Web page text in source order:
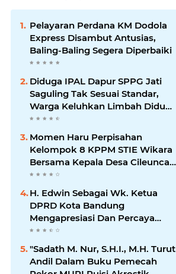
Pelayaran Perdana KM Dodola
Express Disambut Antusias,
Baling-Baling Segera Diperbaiki
Diduga IPAL Dapur SPPG Jati
Saguling Tak Sesuai Standar,
Warga Keluhkan Limbah Diduga
Mengalir ke Sungai
Momen Haru Perpisahan
Kelompok 8 KPPM STIE Wikara
Bersama Kepala Desa Cileunca
di Kecamatan Bojong
H. Edwin Sebagai Wk. Ketua
DPRD Kota Bandung
Mengapresiasi Dan Percaya
Penuh Kepada Kepemimpinan
Merdi Hajiji Sebagai ketua DPD
Lpm Kota Bandung Periode
2021-2026
"Sadath M. Nur, S.H.I., M.H. Turut
Andil Dalam Buku Pemecah